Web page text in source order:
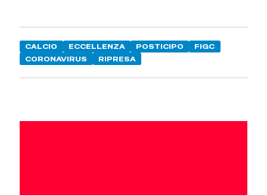
CALCIO ECCELLENZA POSTICIPO
FIGC
CORONAVIRUS
RIPRESA